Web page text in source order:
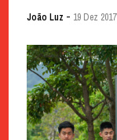
João Luz - 19 Dez 2017